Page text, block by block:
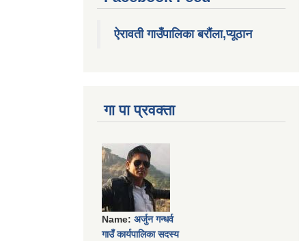
ऐरावती गाउँपालिका बरौंला,प्यूठान
गा पा प्रवक्ता
Name: अर्जुन गन्धर्व
गाउँ कार्यपालिका सदस्य